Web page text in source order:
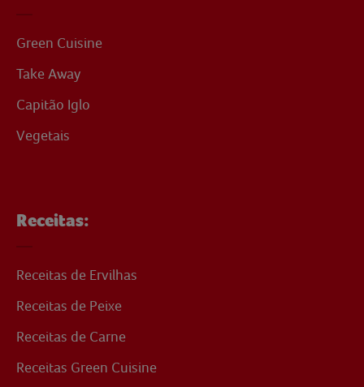
Green Cuisine
Take Away
Capitão Iglo
Vegetais
Receitas:
Receitas de Ervilhas
Receitas de Peixe
Receitas de Carne
Receitas Green Cuisine